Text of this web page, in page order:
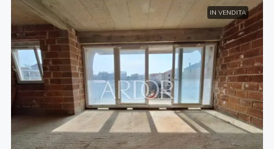
IN VENDITA